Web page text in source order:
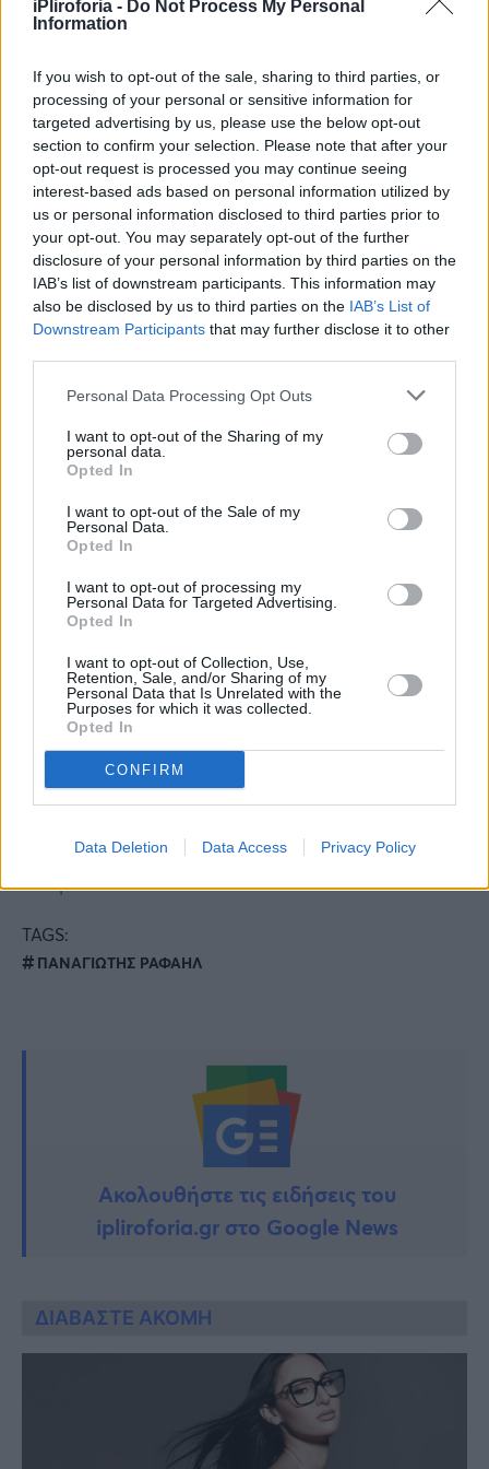
iPliroforia - Do Not Process My Personal
Information
If you wish to opt-out of the sale, sharing to third parties, or
processing of your personal or sensitive information for
targeted advertising by us, please use the below opt-out
section to confirm your selection. Please note that after your
opt-out request is processed you may continue seeing
interest-based ads based on personal information utilized by
us or personal information disclosed to third parties prior to
your opt-out. You may separately opt-out of the further
disclosure of your personal information by third parties on the
IAB’s list of downstream participants. This information may
also be disclosed by us to third parties on the IAB’s List of
Downstream Participants that may further disclose it to other
Personal Data Processing Opt Outs
I want to opt-out of the Sharing of my
personal data.
Opted In
I want to opt-out of the Sale of my
Personal Data.
Opted In
I want to opt-out of processing my
Personal Data for Targeted Advertising.
Opted In
I want to opt-out of Collection, Use,
Retention, Sale, and/or Sharing of my
Personal Data that Is Unrelated with the
Purposes for which it was collected.
Opted In
CONFIRM
Data Deletion Data Access Privacy Policy
Περισσότερες
Πλησιάζει το Σάββατο του Λαζάρου: Τι
«Κλείδωσε»: Οριστική απόσυρση παλιών ΙΧ –
Εκατομμύρια οδηγοί χωρίς αμάξι
Θεία Λειτουργία: Εκεί που η Παναγία
Χριστό και Υιό Της, υπέρ σωτηρίας των
ανθρώπων
TAGS:
ΠΑΝΑΓΙΩΤΗΣ ΡΑΦΑΗΛ
Ακολουθήστε τις ειδήσεις του
ipliroforia.gr στο Google News
ΔΙΑΒΑΣΤΕ ΑΚΟΜΗ